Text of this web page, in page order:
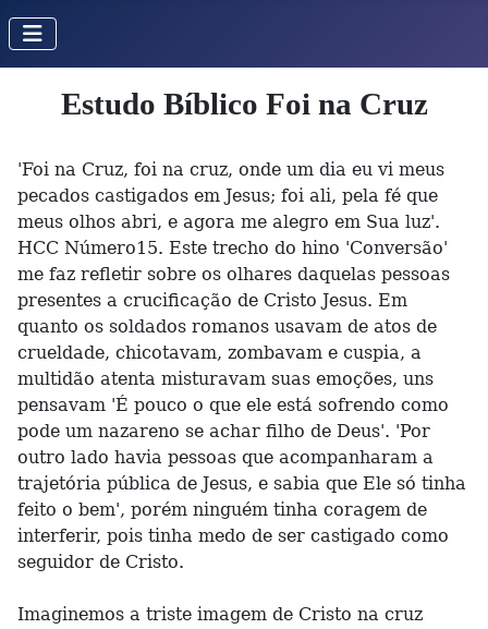
Estudo Bíblico Foi na Cruz
'Foi na Cruz, foi na cruz, onde um dia eu vi meus
pecados castigados em Jesus; foi ali, pela fé que
meus olhos abri, e agora me alegro em Sua luz'.
HCC Número15. Este trecho do hino 'Conversão'
me faz refletir sobre os olhares daquelas pessoas
presentes a crucificação de Cristo Jesus. Em
quanto os soldados romanos usavam de atos de
crueldade, chicotavam, zombavam e cuspia, a
multidão atenta misturavam suas emoções, uns
pensavam 'É pouco o que ele está sofrendo como
pode um nazareno se achar filho de Deus'. 'Por
outro lado havia pessoas que acompanharam a
trajetória pública de Jesus, e sabia que Ele só tinha
feito o bem', porém ninguém tinha coragem de
interferir, pois tinha medo de ser castigado como
seguidor de Cristo.
Imaginemos a triste imagem de Cristo na cruz